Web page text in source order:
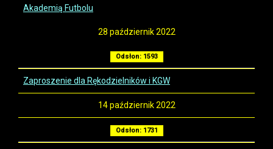
Akademią Futbolu
28 październik 2022
Odsłon: 1593
Zaproszenie dla Rękodzielników i KGW
14 październik 2022
Odsłon: 1731